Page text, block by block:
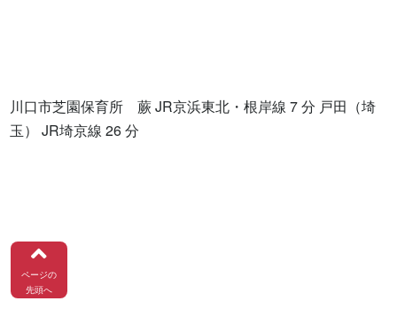
川口市芝園保育所　蕨 JR京浜東北・根岸線 7 分 戸田（埼
玉） JR埼京線 26 分
ページの
先頭へ